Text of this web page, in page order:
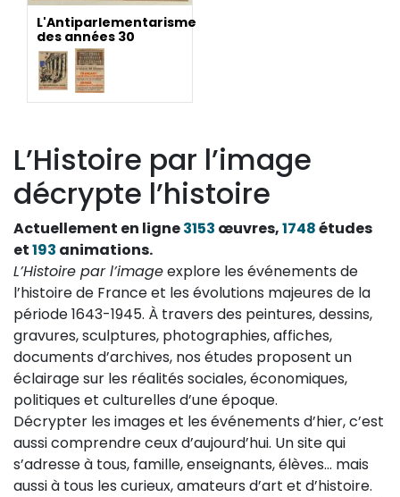
L'Antiparlementarisme
des années 30
L’Histoire par l’image
décrypte l’histoire
Actuellement en ligne3153 œuvres,1748études
et193 animations.
L’Histoire par l’imageexplore les événements de
l’histoire de France et les évolutions majeures de la
période 1643-1945. À travers des peintures, dessins,
gravures, sculptures, photographies, affiches,
documents d’archives, nos études proposent un
éclairage sur les réalités sociales, économiques,
politiques et culturelles d’une époque.
Décrypter les images et les événements d’hier, c’est
aussi comprendre ceux d’aujourd’hui. Un site qui
s’adresse à tous, famille, enseignants, élèves… mais
aussi à tous les curieux, amateurs d’art et d’histoire.